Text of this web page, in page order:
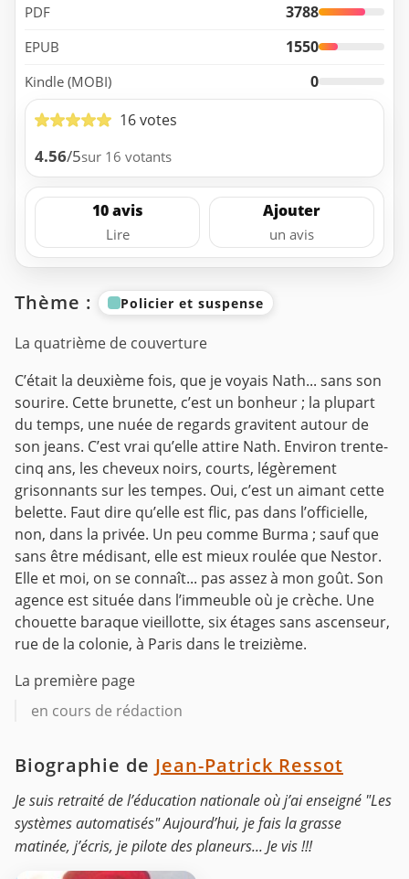
PDF 3788
EPUB 1550
Kindle (MOBI)
0
16 votes
4.56/5sur 16 votants
10 avis
Lire
Ajouter
un avis
Thème : Policier et suspense
La quatrième de couverture
C’était la deuxième fois, que je voyais Nath... sans son
sourire. Cette brunette, c’est un bonheur ; la plupart
du temps, une nuée de regards gravitent autour de
son jeans. C’est vrai qu’elle attire Nath. Environ trente-
cinq ans, les cheveux noirs, courts, légèrement
grisonnants sur les tempes. Oui, c’est un aimant cette
belette. Faut dire qu’elle est flic, pas dans l’officielle,
non, dans la privée. Un peu comme Burma ; sauf que
sans être médisant, elle est mieux roulée que Nestor.
Elle et moi, on se connaît... pas assez à mon goût. Son
agence est située dans l’immeuble où je crèche. Une
chouette baraque vieillotte, six étages sans ascenseur,
rue de la colonie, à Paris dans le treizième.
La première page
en cours de rédaction
Biographie de Jean-Patrick Ressot
Je suis retraité de l’éducation nationale où j’ai enseigné "Les
systèmes automatisés" Aujourd’hui, je fais la grasse
matinée, j’écris, je pilote des planeurs... Je vis !!!